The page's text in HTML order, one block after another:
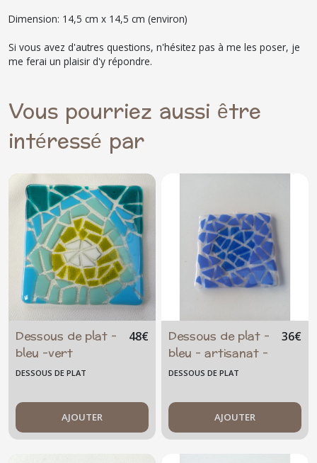
Dimension: 14,5 cm x 14,5 cm (environ)
Si vous avez d'autres questions, n'hésitez pas à me les poser, je
me ferai un plaisir d'y répondre.
Vous pourriez aussi être
intéressé par
Dessous de plat -
bleu -vert
48€
DESSOUS DE PLAT
AJOUTER
Dessous de plat -
bleu - artisanat -
unique -
36€
DESSOUS DE PLAT
AJOUTER